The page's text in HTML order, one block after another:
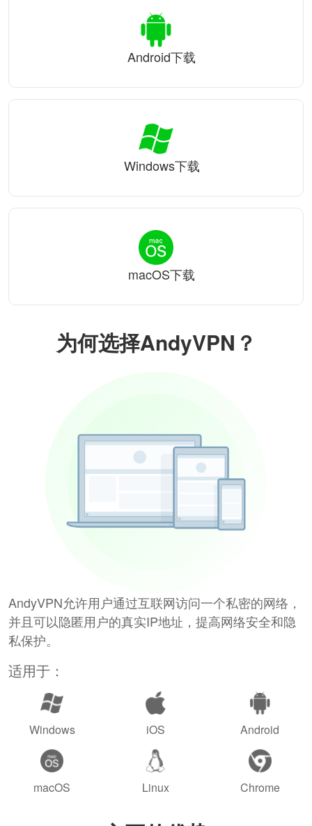
为何选择AndyVPN？
AndyVPN允许用户通过互联网访问一个私密的网络，
并且可以隐匿用户的真实IP地址，提高网络安全和隐
私保护。
适用于：
Windows iOS Android
macOS Linux Chrome
Android下载
Windows下载
macOS下载